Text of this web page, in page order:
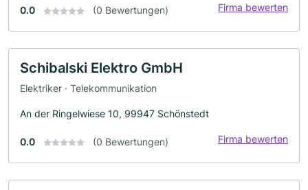
0.0 (0 Bewertungen) Firma bewerten
Schibalski Elektro GmbH
Elektriker · Telekommunikation
An der Ringelwiese 10, 99947 Schönstedt
0.0 (0 Bewertungen) Firma bewerten